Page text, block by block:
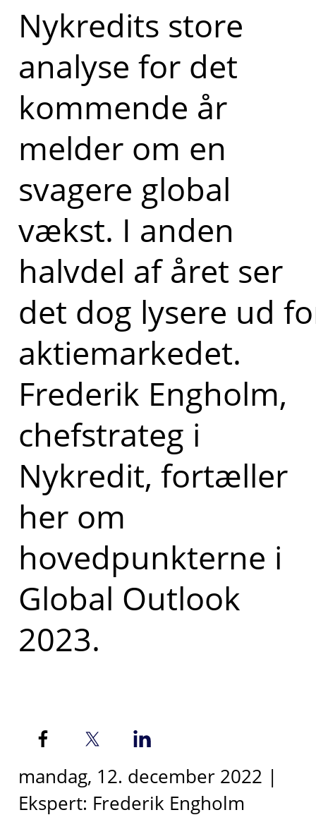
Nykredits store
analyse for det
kommende år
melder om en
svagere global
vækst. I anden
halvdel af året ser
det dog lysere ud
aktiemarkedet.
Frederik Engholm,
chefstrateg i
Nykredit, fortæller
her om
hovedpunkterne i
Global Outlook
2023.
mandag, 12. december 2022 |
Ekspert: Frederik Engholm